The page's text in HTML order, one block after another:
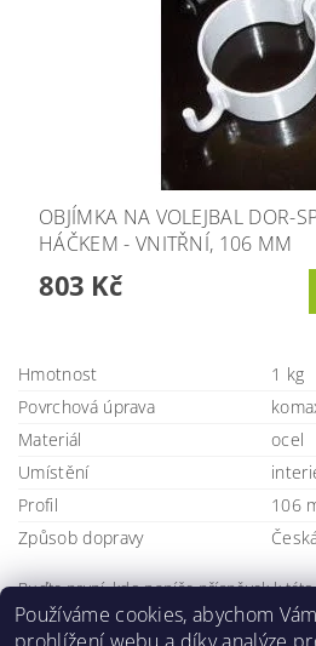
OBJÍMKA NA VOLEJBAL DOR-
HÁČKEM - VNITŘNÍ, 106 MM
803 Kč
Hmotnost
1 kg
Povrchová úprava
Materiál
ocel
Umístění
Profil
106
Způsob dopravy
Buďte první, kdo napíše příspěvek k
Přidat komentář
Používáme cookies, abychom